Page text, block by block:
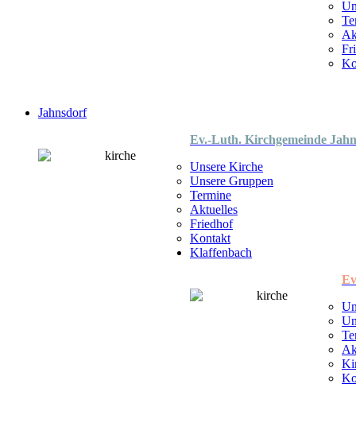
Jahnsdorf
Ev.-Luth. Kirchgemeinde
Unsere Kirche
Unsere Gruppen
Termine
Aktuelles
Friedhof
Kontakt
Klaffenbach